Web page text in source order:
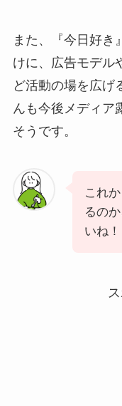
また、『今日好き
けに、広告モデル
ど活動の場を広げ
んも今後メディア
そうです。
これ
るの
いね！